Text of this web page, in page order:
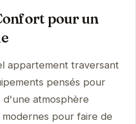
pour un
appartement traversant
pensés pour
atmosphère
pour faire de